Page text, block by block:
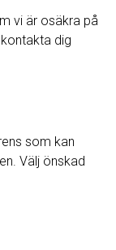
vi ​​är osäkra på
dig
som kan
Välj önskad